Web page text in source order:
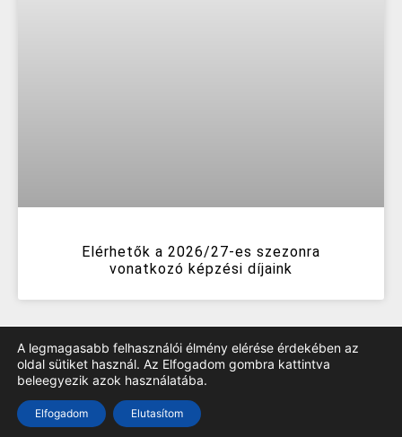
Elérhetők a 2026/27-es szezonra
vonatkozó képzési díjaink
A legmagasabb felhasználói élmény elérése érdekében az
oldal sütiket használ. Az Elfogadom gombra kattintva
beleegyezik azok használatába.
Elfogadom Elutasítom